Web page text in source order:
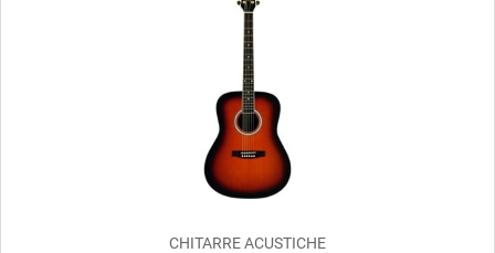
CHITARRE ACUSTICHE